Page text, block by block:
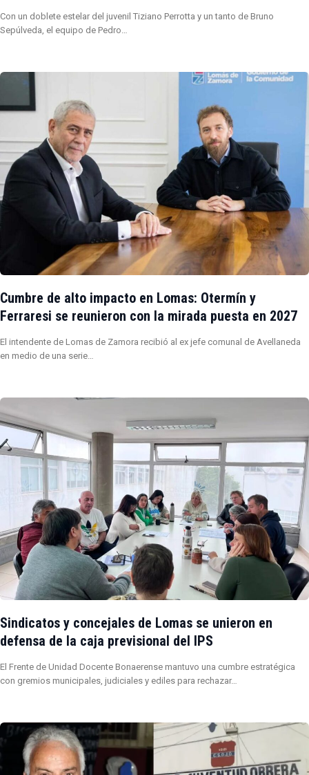
Con un doblete estelar del juvenil Tiziano Perrotta y un tanto de Bruno
Sepúlveda, el equipo de Pedro…
Cumbre de alto impacto en Lomas: Otermín y
Ferraresi se reunieron con la mirada puesta en 2027
El intendente de Lomas de Zamora recibió al ex jefe comunal de Avellaneda
en medio de una serie…
Sindicatos y concejales de Lomas se unieron en
defensa de la caja previsional del IPS
El Frente de Unidad Docente Bonaerense mantuvo una cumbre estratégica
con gremios municipales, judiciales y ediles para rechazar…